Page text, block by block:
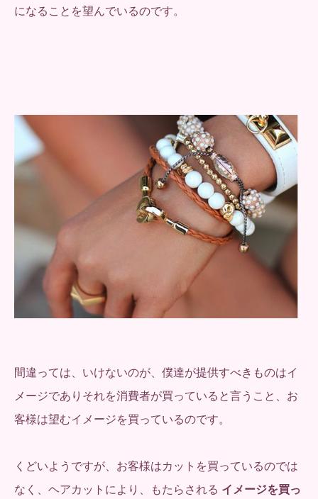
になることを望んでいるのです。
間違っては、いけないのが、僕達が提供すべきものはイ
メージでありそれを消費者が買っていると言うこと、お
客様は望むイメージを買っているのです。
くどいようですが、お客様はカットを買っているのでは
なく、ヘアカットにより、もたらされる イメージを買っ